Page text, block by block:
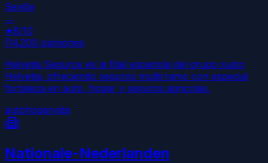
Sevilla
→
★8/10
14.200 opiniones
Helvetia Seguros es la filial espanola del grupo suizo
Helvetia, ofreciendo seguros multirramo con especial
fortaleza en auto, hogar y seguros agricolas.
autohogarvida
Nationale-Nederlanden